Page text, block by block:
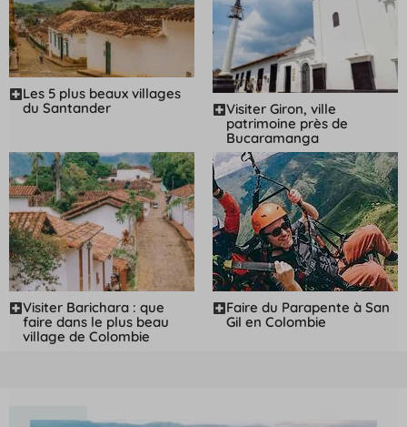
Les 5 plus beaux villages
du Santander
Visiter Giron, ville
patrimoine près de
Bucaramanga
Visiter Barichara : que
faire dans le plus beau
village de Colombie
Faire du Parapente à San
Gil en Colombie